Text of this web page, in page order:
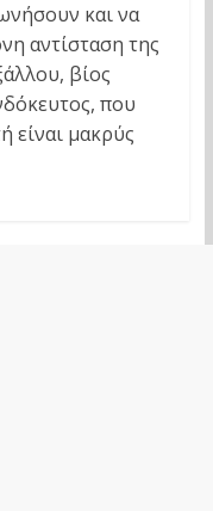
και να
αντίσταση της
βίος
που
είναι μακρύς